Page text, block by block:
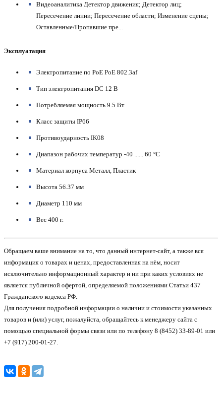
Видеоаналитика Детектор движения; Детектор лиц;
Пересечение линии; Пересечение области; Изменение сцены;
Оставленные/Пропавшие пре...
Эксплуатация
Электропитание по PoE PoE 802.3af
Тип электропитания DC 12 В
Потребляемая мощность 9.5 Вт
Класс защиты IP66
Противоударность IK08
Диапазон рабочих температур -40 ...... 60 °С
Материал корпуса Металл, Пластик
Высота 56.37 мм
Диаметр 110 мм
Вес 400 г.
Обращаем ваше внимание на то, что данный интернет-сайт, а также вся
информация о товарах и ценах, предоставленная на нём, носит
исключительно информационный характер и ни при каких условиях не
является публичной офертой, определяемой положениями Статьи 437
Гражданского кодекса РФ.
Для получения подробной информации о наличии и стоимости указанных
товаров и (или) услуг, пожалуйста, обращайтесь к менеджеру сайта с
помощью специальной формы связи или по телефону 8 (8452) 33-89-01 или
+7 (917) 200-01-27.